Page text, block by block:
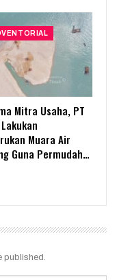
Mitra Usaha, PT
Muara Air
Guna Permudah…
published.